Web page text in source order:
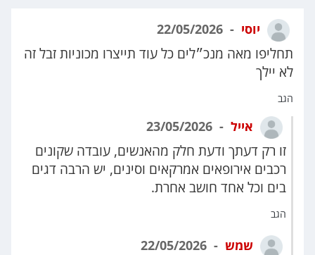
יוסי
תחליפו מאה מנכ״לים כל עוד תייצרו מכוניות זבל זה
לא יילך
הגב
אייל
זו רק דעתך ודעת חלק מהאנשים, עובדה שקונים
רכבים אירופאים אמרקאים וסינים, יש הרבה דגים
בים וכל אחד חושב אחרת.
הגב
שמש